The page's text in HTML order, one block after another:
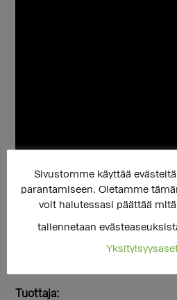
Kuningattaria ja Kuhnureita -
Metropolia
opinnäytetyöproduktiona
Tuottaja:
Sivustomme käyttää
parantamiseen. Oletamme
voit halutessasi päättää
tallennetaan